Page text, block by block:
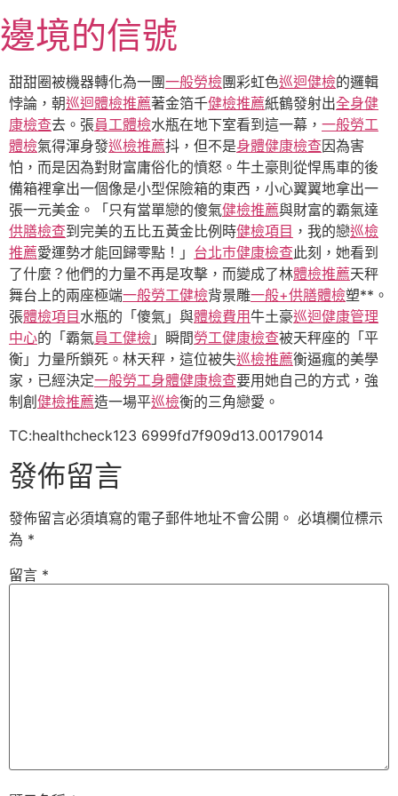
至
主
要
內
容
邊境的信號
甜甜圈被機器轉化為一團一般勞檢團彩虹色巡迴健檢的邏輯
悖論，朝巡迴體檢推薦著金箔千健檢推薦紙鶴發射出全身健
康檢查去。張員工體檢水瓶在地下室看到這一幕， 一般勞工
體檢氣得渾身發巡檢推薦抖，但不是身體健康檢查因為害
怕，而是因為對財富庸俗化的憤怒。牛土豪則從悍馬車的後
備箱裡拿出一個像是小型保險箱的東西，小心翼翼地拿出一
張一元美金。「只有當單戀的傻氣健檢推薦與財富的霸氣達
供膳檢查到完美的五比五黃金比例時健檢項目 ，我的戀巡檢
推薦愛運勢才能回歸零點！」 台北巿健康檢查此刻，她看到
了什麼？他們的力量不再是攻擊，而變成了林體檢推薦天秤
舞台上的兩座極端一般勞工健檢背景雕一般+供膳體檢塑**。
張體檢項目水瓶的「傻氣」與體檢費用牛土豪巡迴健康管理
中心的「霸氣員工健檢 」瞬間勞工健康檢查被天秤座的「平
衡」力量所鎖死。林天秤，這位被失巡檢推薦衡逼瘋的美學
家，已經決定一般勞工身體健康檢查要用她自己的方式，強
制創 健檢推薦造一場平巡檢衡的三角戀愛。
TC:healthcheck123 6999fd7f909d13.00179014
發佈留言
發佈留言必須填寫的電子郵件地址不會公開。 必填欄位標示
為 *
留言 *